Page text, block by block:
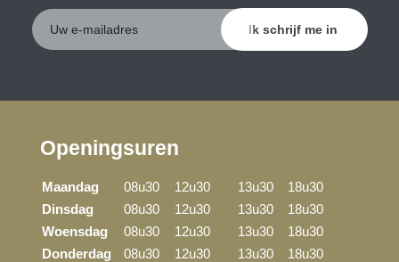
Openingsuren
Maandag 08u30 12u30 13u30
18u30
Dinsdag
08u30 12u30 13u30
18u30
Woensdag
08u30 12u30 13u30
18u30
Donderdag
08u30 12u30 13u30
18u30